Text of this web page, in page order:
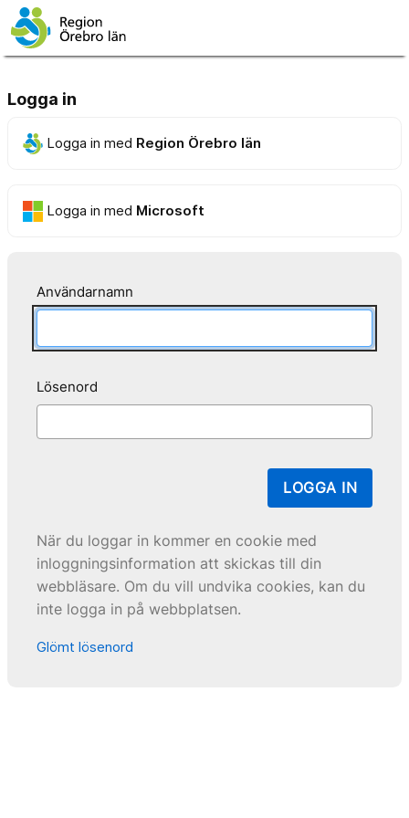
Logga in
Logga in med Region Örebro län
Logga in med Microsoft
Användarnamn
Lösenord
LOGGA IN
När du loggar in kommer en cookie med
inloggningsinformation att skickas till din
webbläsare. Om du vill undvika cookies, kan du
inte logga in på webbplatsen.
Glömt lösenord